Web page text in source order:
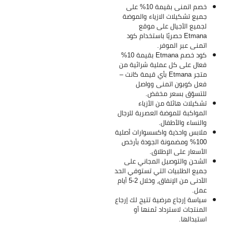
خصم اتمنى بقيمة 10% على
جميع تشكيلات الازياء والموضة
لجميع الأجيال على موقع
Etmana حصريًا باستخدام كود
اتمنى عبر الموفر.
كود خصم Etmana بقيمة 10%
فعال على كل عملية شرائية من
متجر Etmana بأي قيمة كانت –
فعل كوبون اتمنى وواصل
للتسوّق بسعر مخفض.
تشكيلات هائلة من الأزياء
المواكبة للموضة العصرية للرجال
والنساء والأطفال.
ملابس واحذية واكسسوارات أصلية
100% ومضمونة الجودة بأرخص
الأسعار على الإطلاق.
الشحن والتوصيل المجاني على
جميع الطلبيات التي تستوفي الحد
الأدنى من الإنفاق، وخلال 2-5 أيام
عمل.
سياسة إرجاع مرضية تتيح لك إرجاع
المنتجات لاسترداد ثمنها أو
استبدالها.